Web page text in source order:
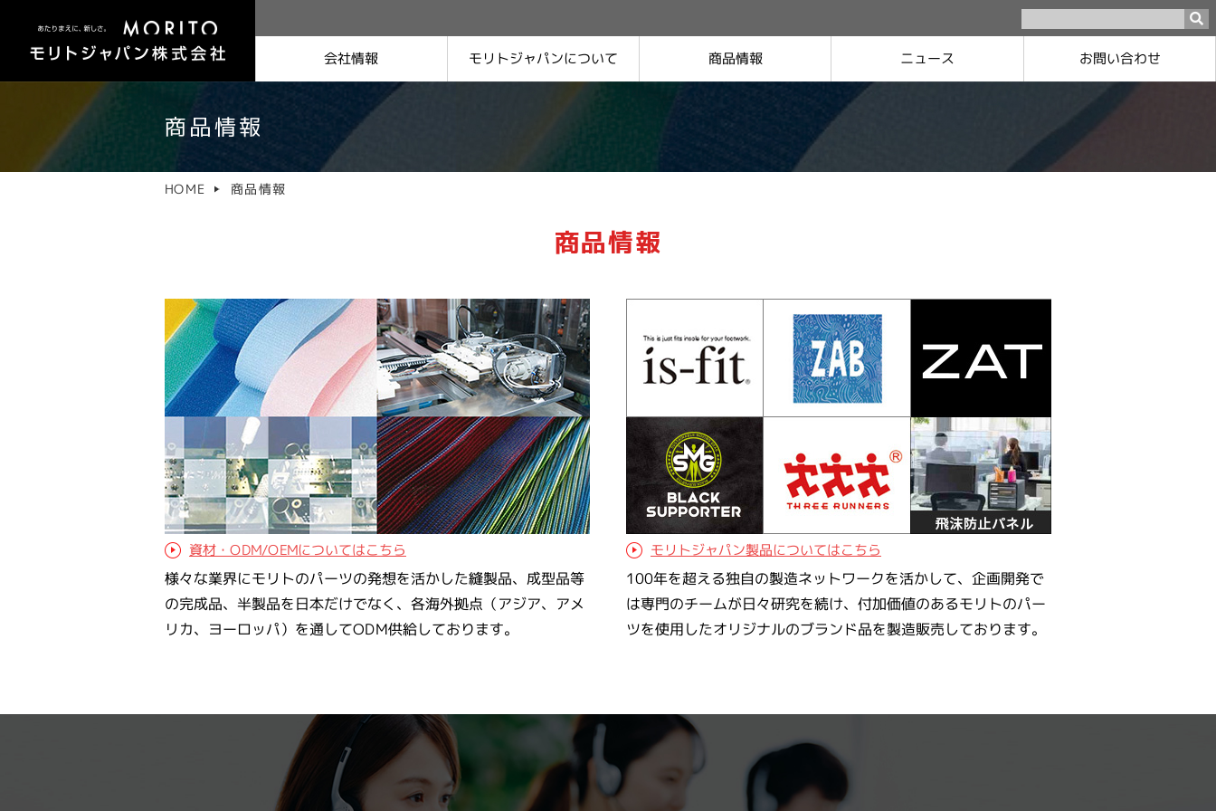
会社情報
品質保証について
決算公告・電子公告
モリトジャパンについて 商品情報 ニュース お問い合わせ
商品情報
HOME 商品情報
商品情報
資材・ODM/OEMについてはこちら
様々な業界にモリトのパーツの発想を活かした縫製品、成型品等
の完成品、半製品を日本だけでなく、各海外拠点（アジア、アメ
リカ、ヨーロッパ）を通してODM供給しております。
モリトジャパン製品についてはこちら
100年を超える独自の製造ネットワークを活かして、企画開発で
は専門のチームが日々研究を続け、付加価値のあるモリトのパー
ツを使用したオリジナルのブランド品を製造販売しております。